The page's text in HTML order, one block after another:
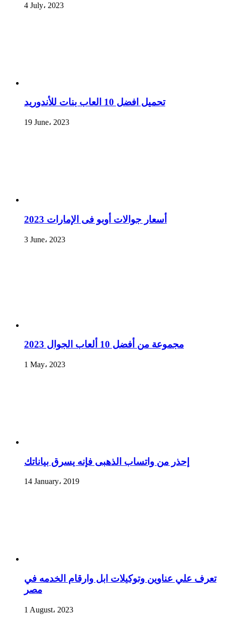
4 July، 2023
تحميل افضل 10 العاب بنات للأندوريد
19 June، 2023
أسعار جوالات أوبو فى الإمارات 2023
3 June، 2023
مجموعة من أفضل 10 ألعاب الجوال 2023
1 May، 2023
إحذر من واتساب الذهبى فإنه يسرق بياناتك
14 January، 2019
تعرف علي عناوين وتوكيلات ابل وارقام الخدمه في
مصر
1 August، 2023